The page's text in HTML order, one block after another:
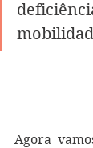
Agora